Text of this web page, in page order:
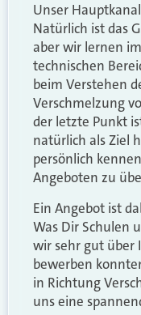
Unser
Natürlich ist das
aber wir lernen
technischen
beim Verstehen
Verschmelzung
der letzte Punkt
natürlich als Ziel
persönlich
Angeboten zu
Ein Angebot ist
Was Dir Schulen
wir sehr gut über
bewerben
in Richtung
uns eine